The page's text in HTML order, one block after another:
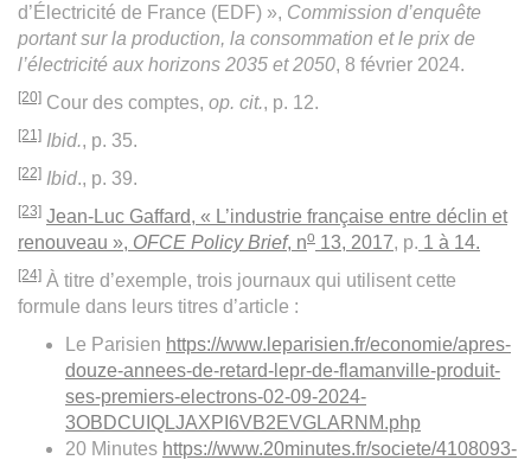
d’Électricité de France (EDF) », Commission d’enquête
portant sur la production, la consommation et le prix de
l’électricité aux horizons 2035 et 2050, 8 février 2024.
[20] Cour des comptes, op. cit., p. 12.
[21] Ibid., p. 35.
[22] Ibid., p. 39.
[23] Jean-Luc Gaffard, « L’industrie française entre déclin et
renouveau », OFCE Policy Brief, no 13, 2017, p. 1 à 14.
[24] À titre d’exemple, trois journaux qui utilisent cette
formule dans leurs titres d’article :
Le Parisien https://www.leparisien.fr/economie/apres-
douze-annees-de-retard-lepr-de-flamanville-produit-
ses-premiers-electrons-02-09-2024-
3OBDCUIQLJAXPI6VB2EVGLARNM.php
20 Minutes https://www.20minutes.fr/societe/4108093-